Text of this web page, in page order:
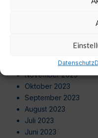
Datenschutz
Dezember 2023
November 2023
Oktober 2023
September 2023
August 2023
Juli 2023
Juni 2023